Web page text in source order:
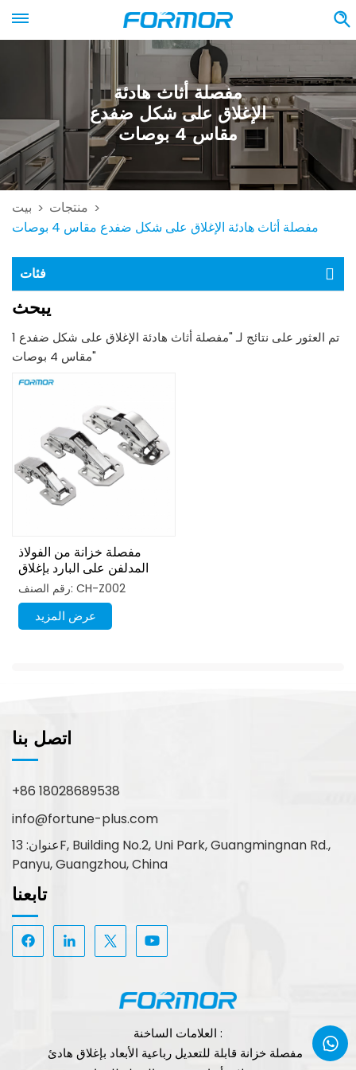
مفصلة أثاث هادئة
الإغلاق على شكل ضفدع
مقاس 4 بوصات
بيت > منتجات >
مفصلة أثاث هادئة الإغلاق على شكل ضفدع مقاس 4 بوصات
فئات
يبحث
1 تم العثور على نتائج لـ "مفصلة أثاث هادئة الإغلاق على شكل ضفدع
مقاس 4 بوصات"
مفصلة خزانة من الفولاذ
المدلفن على البارد بإغلاق
ناعم، مقاس 3 بوصات/4
بوصات/4 بوصات
رقم الصنف: CH-Z002
عرض المزيد
اتصل بنا
+86 18028689538
info@fortune-plus.com
عنوان: 13F, Building No.2, Uni Park, Guangmingnan Rd.,
Panyu, Guangzhou, China
تابعنا
العلامات الساخنة :
مفصلة خزانة قابلة للتعديل رباعية الأبعاد بإغلاق هادئ